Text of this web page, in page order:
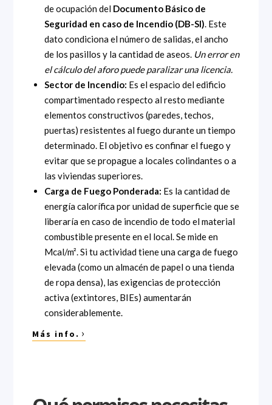
de ocupación del Documento Básico de
Seguridad en caso de Incendio (DB-SI). Este
dato condiciona el número de salidas, el ancho
de los pasillos y la cantidad de aseos. Un error en
el cálculo del aforo puede paralizar una licencia.
Sector de Incendio: Es el espacio del edificio
compartimentado respecto al resto mediante
elementos constructivos (paredes, techos,
puertas) resistentes al fuego durante un tiempo
determinado. El objetivo es confinar el fuego y
evitar que se propague a locales colindantes o a
las viviendas superiores.
Carga de Fuego Ponderada: Es la cantidad de
energía calorífica por unidad de superficie que se
liberaría en caso de incendio de todo el material
combustible presente en el local. Se mide en
Mcal/m². Si tu actividad tiene una carga de fuego
elevada (como un almacén de papel o una tienda
de ropa densa), las exigencias de protección
activa (extintores, BIEs) aumentarán
considerablemente.
Más info. ›